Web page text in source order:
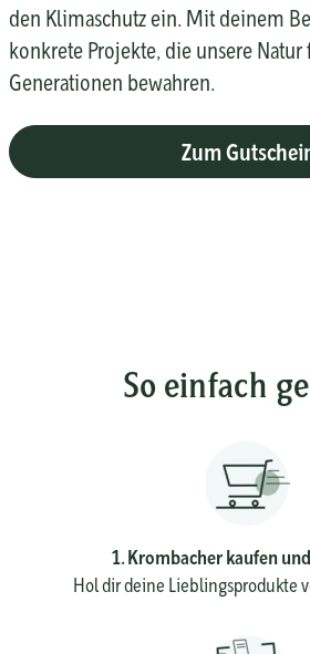
den Klimaschutz ein. Mit deinem
konkrete Projekte, die unsere
Generationen bewahren.
Zum
So einfach
1. Krombacher kaufen
Hol dir deine Lieblingsprodukte